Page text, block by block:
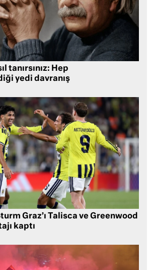
tanırsınız: Hep
yedi davranış
Graz’ı Talisca ve Greenwood
kaptı